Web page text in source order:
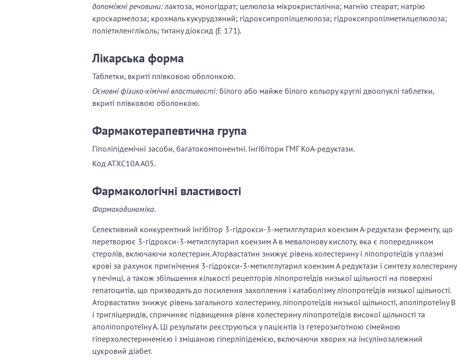
допоміжні речовини:лактоза, моногідрат; целюлоза мікрокристалічна; магнію стеарат; натрію
кроскармелоза; крохмаль кукурудзяний; гідроксипропілцелюлоза; гідроксипропілметилцелюлоза;
поліетиленгліколь; титану діоксид (Е 171).
Лікарська форма
Таблетки, вкриті плівковою оболонкою.
Основні фізико-хімічні властивості:білого або майже білого кольору круглі двоопуклі таблетки,
вкриті плівковою оболонкою.
Фармакотерапевтична група
Гіполіпідемічні засоби, багатокомпонентні. Інгібітори ГМГ КоА-редуктази.
Код АТХС10А А05.
Фармакологічні властивості
Фармакодинаміка.
Селективний конкурентний інгібітор 3-гідрокси-3-метилглутарил коензим А-редуктази ферменту, що
перетворює 3-гідрокси-3-метилглутарил коензим А в мевалонову кислоту, яка є попередником
стеролів, включаючи холестерин. Аторвастатин знижує рівень холестерину і ліпопротеїдів у плазмі
крові за рахунок пригнічення 3-гідрокси-3-метилглутарил коензим А редуктази і синтезу холестерину
у печінці, а також збільшення кількості рецепторів ліпопротеїдів низької щільності на поверхні
гепатоцитів, що призводить до посилення захоплення і катаболізму ліпопротеїдів низької щільності.
Аторвастатин знижує рівень загального холестерину, ліпопротеїдів низької щільності, аполіпротеїну В
і тригліцеридів, спричиняє підвищення рівня холестерину ліпопротеїдів високої щільності та
аполіпопротеїну А. Ці результати реєструються у пацієнтів із гетерозиготною сімейною
гіперхолестеринемією і змішаною гіперліпідемією, включаючи хворих на інсулінозалежний
цукровий діабет.